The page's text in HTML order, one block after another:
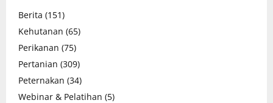
Berita (151)
Kehutanan (65)
Perikanan (75)
Pertanian (309)
Peternakan (34)
Webinar & Pelatihan (5)